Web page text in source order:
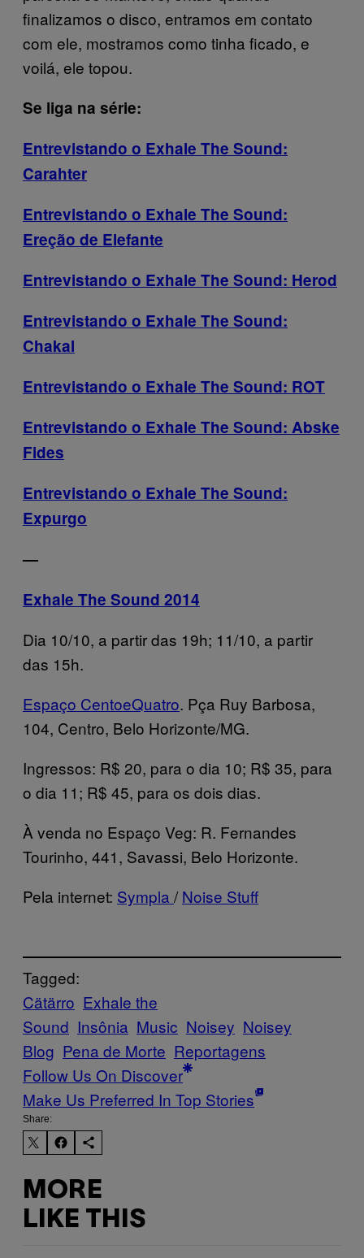
finalizamos o disco, entramos em contato
com ele, mostramos como tinha ficado, e
voilá, ele topou.
Se liga na série:
Entrevistando o Exhale The Sound:
Carahter
Entrevistando o Exhale The Sound:
Ereção de Elefante
Entrevistando o Exhale The Sound: Herod
Entrevistando o Exhale The Sound:
Chakal
Entrevistando o Exhale The Sound: ROT
Entrevistando o Exhale The Sound: Abske
Fides
Entrevistando o Exhale The Sound:
Expurgo
—
Exhale The Sound 2014
Dia 10/10, a partir das 19h; 11/10, a partir
das 15h.
Espaço CentoeQuatro. Pça Ruy Barbosa,
104, Centro, Belo Horizonte/MG.
Ingressos: R$ 20, para o dia 10; R$ 35, para
o dia 11; R$ 45, para os dois dias.
À venda no Espaço Veg: R. Fernandes
Tourinho, 441, Savassi, Belo Horizonte.
Pela internet: Sympla /Noise Stuff
Tagged:
Cätärro Exhale the
Sound Insônia Music Noisey Noisey
Blog Pena de Morte Reportagens
Follow Us On Discover
Make Us Preferred In Top Stories
Share:
MORE
LIKE THIS